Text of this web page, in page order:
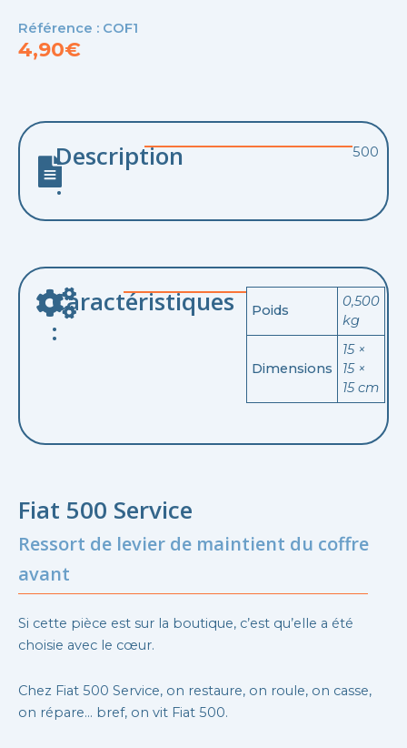
Référence : COF1
4,90€
Description
:
500
Caractéristiques
:
Poids
0,500
kg
Dimensions
15 ×
15 ×
15 cm
Fiat 500 Service
Ressort de levier de maintient du coffre
avant
Si cette pièce est sur la boutique, c’est qu’elle a été
choisie avec le cœur.
Chez Fiat 500 Service, on restaure, on roule, on casse,
on répare… bref, on vit Fiat 500.